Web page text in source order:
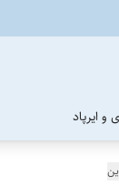
و ایرپاد